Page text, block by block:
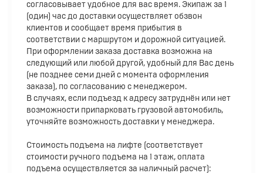
согласовывает удобное для вас время. Экипаж за 1
(один) час до доставки осуществляет обзвон
клиентов и сообщает время прибытия в
соответствии с маршрутом и дорожной ситуацией.
При оформлении заказа доставка возможна на
следующий или любой другой, удобный для Вас день
(не позднее семи дней с момента оформления
заказа), по согласованию с менеджером.
В случаях, если подъезд к адресу затруднён или нет
возможности припарковать грузовой автомобиль,
уточняйте возможность доставки у менеджера.
Стоимость подъема на лифте (соответствует
стоимости ручного подъема на 1 этаж, оплата
подъема осуществляется за наличный расчет):